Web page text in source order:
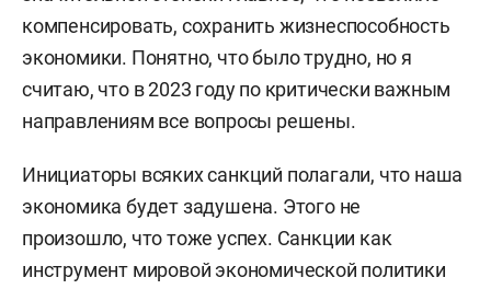
компенсировать, сохранить жизнеспособность
экономики. Понятно, что было трудно, но я
считаю, что в 2023 году по критически важным
направлениям все вопросы решены.
Инициаторы всяких санкций полагали, что наша
экономика будет задушена. Этого не
произошло, что тоже успех. Санкции как
инструмент мировой экономической политики